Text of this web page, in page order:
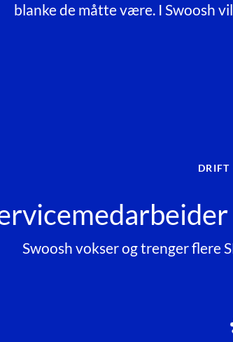
blanke de måtte være. I Swoosh
DRIFT
Swoosh vokser og trenger flere